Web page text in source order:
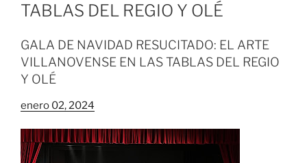
TABLAS DEL REGIO Y OLÉ
GALA DE NAVIDAD RESUCITADO: EL ARTE
VILLANOVENSE EN LAS TABLAS DEL REGIO
Y OLÉ
enero 02, 2024